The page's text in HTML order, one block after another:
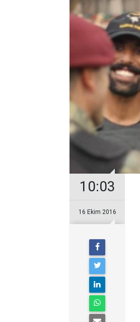
10:03
16 Ekim 2016